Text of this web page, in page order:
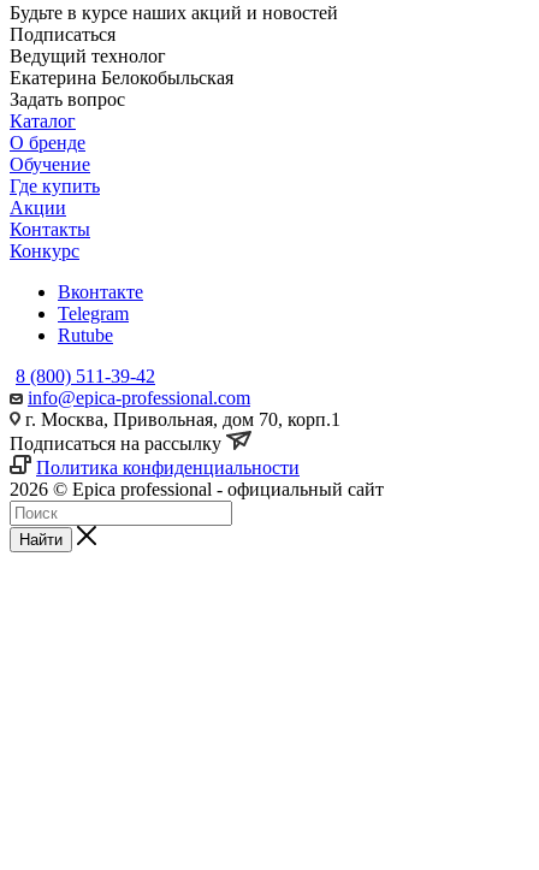
Будьте в курсе наших акций и новостей
Подписаться
Ведущий технолог
Екатерина Белокобыльская
Задать вопрос
Каталог
О бренде
Обучение
Где купить
Акции
Контакты
Конкурс
Вконтакте
Telegram
Rutube
8 (800) 511-39-42
info@epica-professional.com
г. Москва, Привольная, дом 70, корп.1
Подписаться на рассылку
Политика конфиденциальности
2026 © Epica professional - официальный сайт
Найти